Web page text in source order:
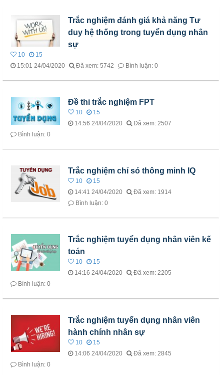
Trắc nghiệm đánh giá khả năng Tư
duy hệ thống trong tuyển dụng nhân
sự
10
15
15:01 24/04/2020
Đã xem: 5742 Bình luận: 0
Đề thi trắc nghiệm FPT
10
15
14:56 24/04/2020
Đã xem: 2507
Bình luận: 0
Trắc nghiệm chỉ só thông minh IQ
10
15
14:41 24/04/2020
Đã xem: 1914
Bình luận: 0
Trắc nghiệm tuyển dụng nhân viên kế
toán
10
15
14:16 24/04/2020
Đã xem: 2205
Bình luận: 0
Trắc nghiệm tuyển dụng nhân viên
hành chính nhân sự
10
15
14:06 24/04/2020
Đã xem: 2845
Bình luận: 0